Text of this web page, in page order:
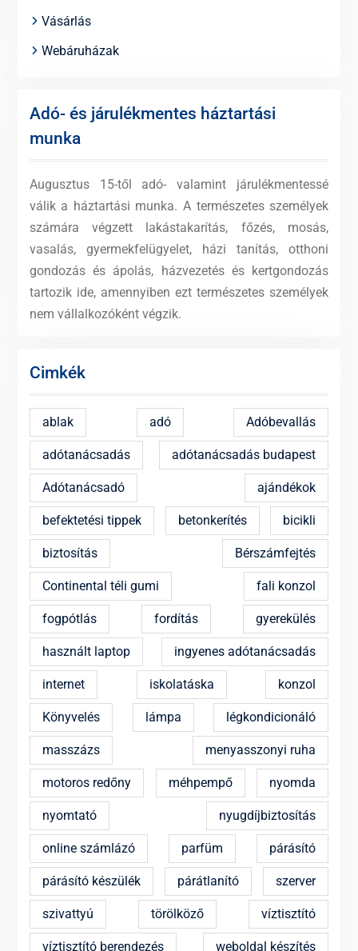
Vásárlás
Webáruházak
Adó- és járulékmentes háztartási
munka
Augusztus 15-től adó- valamint járulékmentessé
válik a háztartási munka. A természetes személyek
számára végzett lakástakarítás, főzés, mosás,
vasalás, gyermekfelügyelet, házi tanítás, otthoni
gondozás és ápolás, házvezetés és kertgondozás
tartozik ide, amennyiben ezt természetes személyek
nem vállalkozóként végzik.
Cimkék
ablak adó Adóbevallás
adótanácsadás adótanácsadás budapest
Adótanácsadó ajándékok
befektetési tippek betonkerítés bicikli
biztosítás Bérszámfejtés
Continental téli gumi fali konzol
fogpótlás fordítás gyerekülés
használt laptop ingyenes adótanácsadás
internet iskolatáska konzol
Könyvelés lámpa légkondicionáló
masszázs menyasszonyi ruha
motoros redőny méhpempő nyomda
nyomtató nyugdíjbiztosítás
online számlázó parfüm párásító
párásító készülék párátlanító szerver
szivattyú törölköző víztisztító
víztisztító berendezés weboldal készítés